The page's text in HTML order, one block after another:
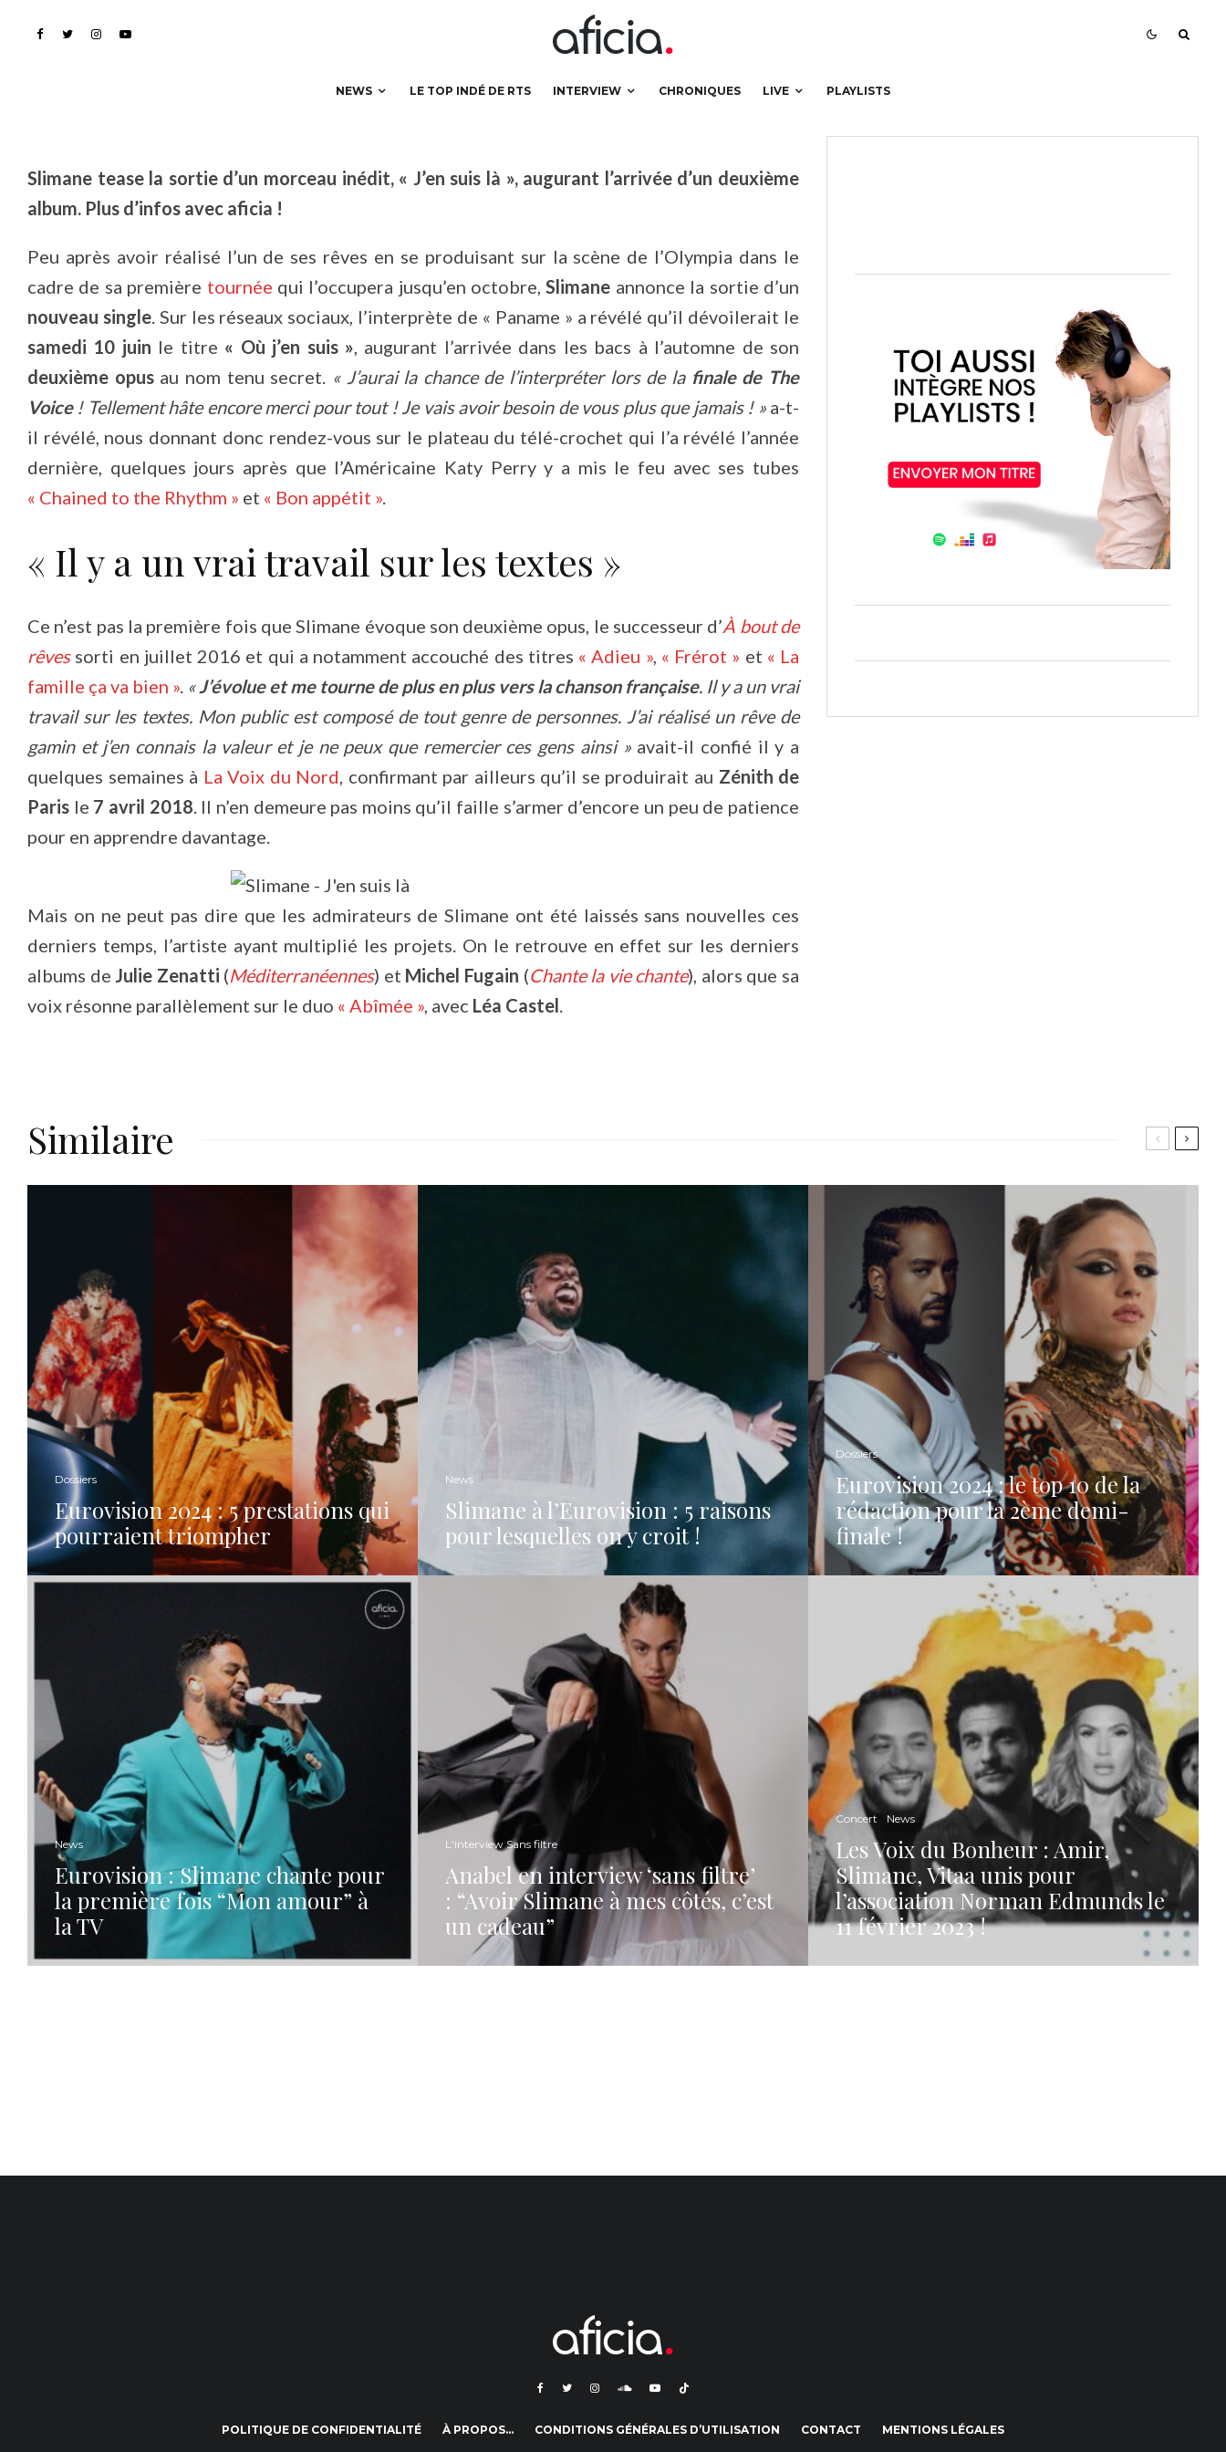
NEWS LE TOP INDÉ DE RTS INTERVIEW CHRONIQUES LIVE PLAYLISTS
nouveau single le 10 juin
Slimane tease la sortie d’un morceau inédit, « J’en suis là », augurant l’arrivée d’un deuxième
album. Plus d’infos avec aficia !
Peu après avoir réalisé l’un de ses rêves en se produisant sur la scène de l’Olympia dans le
cadre de sa première tournée qui l’occupera jusqu’en octobre,Slimane annonce la sortie d’un
nouveau single. Sur les réseaux sociaux, l’interprète de « Paname » a révélé qu’il dévoilerait le
samedi 10 juin le titre « Où j’en suis », augurant l’arrivée dans les bacs à l’automne de son
deuxième opusau nom tenu secret. « J’aurai la chance de l’interpréter lors de la finale de The
Voice! Tellement hâte encore merci pour tout ! Je vais avoir besoin de vous plus que jamais ! »a-t-
il révélé, nous donnant donc rendez-vous sur le plateau du télé-crochet qui l’a révélé l’année
dernière, quelques jours après que l’Américaine Katy Perry y a mis le feu avec ses tubes
« Chained to the Rhythm » et « Bon appétit ».
« Il y a un vrai travail sur les textes »
Ce n’est pas la première fois que Slimane évoque son deuxième opus, le successeur d’À bout de
rêvessorti en juillet 2016 et qui a notamment accouché des titres « Adieu », « Frérot » et « La
famille ça va bien ». «J’évolue et me tourne de plus en plus vers la chanson française. Il y a un vrai
travail sur les textes. Mon public est composé de tout genre de personnes. J’ai réalisé un rêve de
gamin et j’en connais la valeur et je ne peux que remercier ces gens ainsi » avait-il confié il y a
quelques semaines à La Voix du Nord, confirmant par ailleurs qu’il se produirait au Zénith de
Paris le 7 avril 2018. Il n’en demeure pas moins qu’il faille s’armer d’encore un peu de patience
pour en apprendre davantage.
Mais on ne peut pas dire que les admirateurs de Slimane ont été laissés sans nouvelles ces
derniers temps, l’artiste ayant multiplié les projets. On le retrouve en effet sur les derniers
albums de Julie Zenatti (Méditerranéennes) et Michel Fugain (Chante la vie chante), alors que sa
voix résonne parallèlement sur le duo « Abîmée », avec Léa Castel.
Similaire
Dossiers
Eurovision 2024 : 5 prestations qui
pourraient triompher
News
Slimane à l’Eurovision : 5 raisons
pour lesquelles on y croit !
Dossiers
Eurovision 2024 : le top 10 de la
rédaction pour la 2ème demi-
finale !
News
Eurovision : Slimane chante pour
la première fois “Mon amour” à
la TV
L'interview Sans filtre
Anabel en interview ‘sans filtre’
: “Avoir Slimane à mes côtés, c’est
un cadeau”
Concert News
Les Voix du Bonheur : Amir,
Slimane, Vitaa unis pour
l’association Norman Edmunds le
11 février 2023 !
POLITIQUE DE CONFIDENTIALITÉ À PROPOS… CONDITIONS GÉNÉRALES D’UTILISATION CONTACT MENTIONS LÉGALES